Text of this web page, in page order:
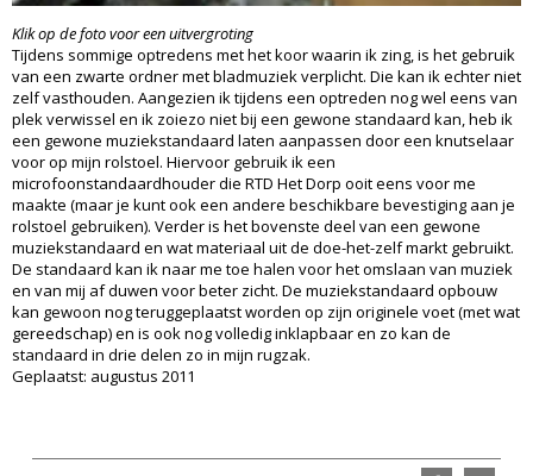
Klik op de foto voor een uitvergroting
Tijdens sommige optredens met het koor waarin ik zing, is het gebruik
van een zwarte ordner met bladmuziek verplicht. Die kan ik echter niet
zelf vasthouden. Aangezien ik tijdens een optreden nog wel eens van
plek verwissel en ik zoiezo niet bij een gewone standaard kan, heb ik
een gewone muziekstandaard laten aanpassen door een knutselaar
voor op mijn rolstoel. Hiervoor gebruik ik een
microfoonstandaardhouder die RTD Het Dorp ooit eens voor me
maakte (maar je kunt ook een andere beschikbare bevestiging aan je
rolstoel gebruiken). Verder is het bovenste deel van een gewone
muziekstandaard en wat materiaal uit de doe-het-zelf markt gebruikt.
De standaard kan ik naar me toe halen voor het omslaan van muziek
en van mij af duwen voor beter zicht. De muziekstandaard opbouw
kan gewoon nog teruggeplaatst worden op zijn originele voet (met wat
gereedschap) en is ook nog volledig inklapbaar en zo kan de
standaard in drie delen zo in mijn rugzak.
Geplaatst: augustus 2011